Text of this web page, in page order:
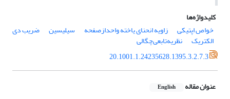
کلیدواژه‌ها
خواص اپتیکی
زاویه انحنای یاخته واحدازصفحه سیلیسین ضریب دی
الکتریک
ﻧﻈﺮﯾﻪﺗﺎﺑﻌﯽﭼﮕﺎﻟﯽ
20.1001.1.24235628.1395.3.2.7.3
عنوان مقاله English